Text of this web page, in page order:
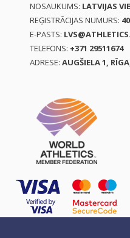
NOSAUKUMS: LATVIJAS
REĢISTRĀCIJAS NUMURS:
E-PASTS:
TELEFONS: +371 29511674
ADRESE: AUGŠIELA 1,